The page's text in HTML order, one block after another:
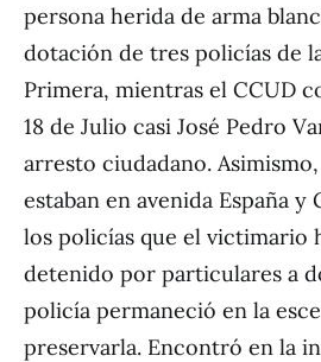
persona herida de arma
dotación de tres policías de
Primera, mientras el CCUD
18 de Julio casi José Pedro
arresto ciudadano.
estaban en avenida España y
los policías que el victimario
detenido por particulares a
policía permaneció en la
preservarla. Encontró en la